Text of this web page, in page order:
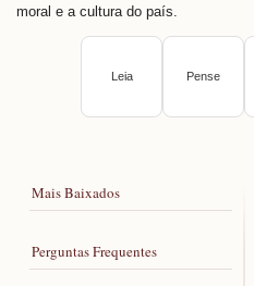
moral e a cultura do país.
Leia Pense
Mais Baixados
Perguntas Frequentes